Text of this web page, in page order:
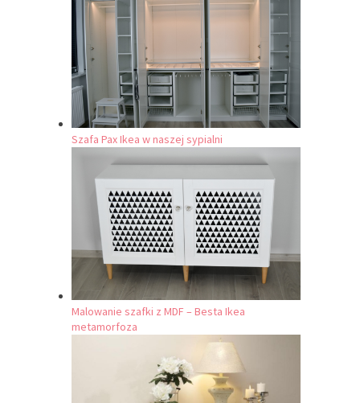
Szafa Pax Ikea w naszej sypialni
Malowanie szafki z MDF – Besta Ikea
metamorfoza